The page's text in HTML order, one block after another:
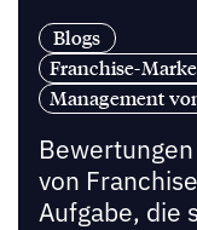
Blogs
Franchise-
Management
von
Aufgabe, die